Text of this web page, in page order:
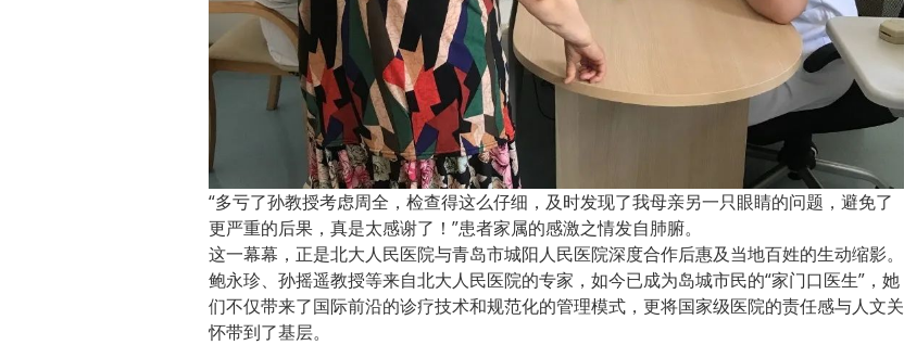
“多亏了孙教授考虑周全，检查得这么仔细，及时发现了我母亲另一只眼睛的问题，避免了
更严重的后果，真是太感谢了！”患者家属的感激之情发自肺腑。
这一幕幕，正是北大人民医院与青岛市城阳人民医院深度合作后惠及当地百姓的生动缩影。
鲍永珍、孙摇遥教授等来自北大人民医院的专家，如今已成为岛城市民的“家门口医生”，她
们不仅带来了国际前沿的诊疗技术和规范化的管理模式，更将国家级医院的责任感与人文关
怀带到了基层。